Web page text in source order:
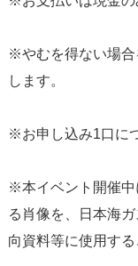
※やむを得ない場合
します。
※お申し込み1口に
※本イベント開催中
る肖像を、日本海
向資料等に使用する